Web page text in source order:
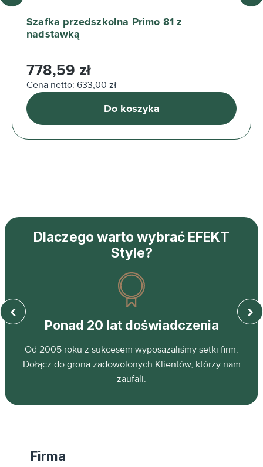
Szafka przedszkolna Primo 81 z
nadstawką
Cena regularna:
778,59 zł
Cena netto: 633,00 zł
Do koszyka
Dlaczego warto wybrać EFEKT
Style?
Ponad 20 lat doświadczenia
Od 2005 roku z sukcesem wyposażaliśmy setki firm.
Dołącz do grona zadowolonych Klientów, którzy nam
zaufali.
‹ ›
Firma